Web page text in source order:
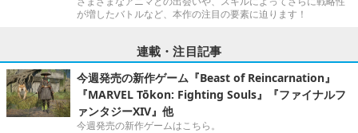
が増したバトルなど、本作の注目の要素に迫ります！
連載・注目記事
今週発売の新作ゲーム『Beast of Reincarnation』
『MARVEL Tōkon: Fighting Souls』『ファイナルフ
ァンタジーXIV』他
今週発売の新作ゲームはこちら。